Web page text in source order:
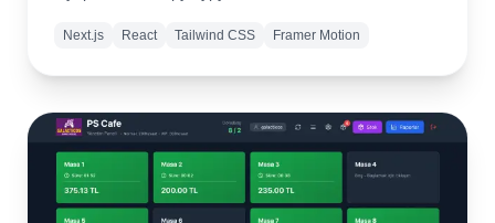
Next.js React Tailwind CSS Framer Motion
сайт